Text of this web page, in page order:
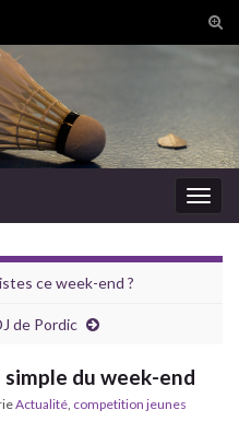
ce week-end ?
de Pordic
simple du week-end
Actualité, competition jeunes